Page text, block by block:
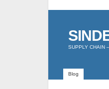
SUPPLY CHAIN
Blog